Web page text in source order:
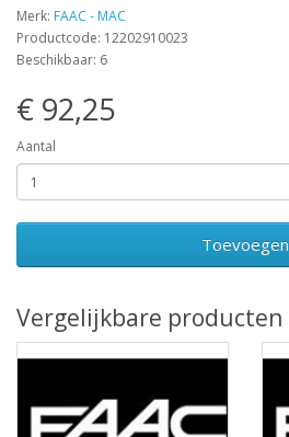
Merk: FAAC - MAC
Productcode: 12202910023
Beschikbaar: 6
€ 92,25
Aantal
Toevoegen
Vergelijkbare producten